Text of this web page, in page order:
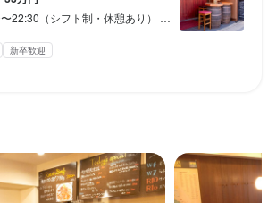
日祝】 11:00〜22:30（早番遅番のシフト制・休憩あり） ●ランチ営業が無いので朝自分の時間が作れます。
新卒歓迎
490万円
します。
あり（料理研究費）
425万円
480万円
します。
あり（料理研究費）
385万円
420万円
します。